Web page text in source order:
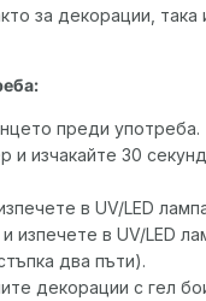
за декорации, така
преди употреба.
и изчакайте 30
в UV/LED
изпечете в UV/LED
два пъти).
декорации с гел